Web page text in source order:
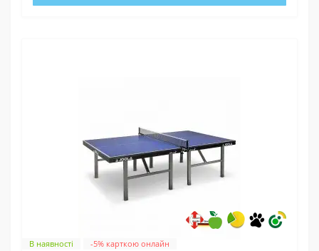
В наявності -5% карткою онлайн